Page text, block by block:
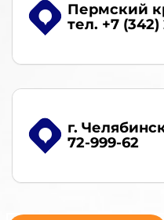
Пермский
тел. +7
г.
72-999-62